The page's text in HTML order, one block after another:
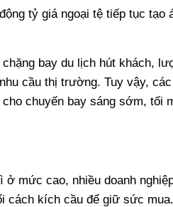
tỷ giá ngoại tệ tiếp tục tạo
bay du lịch hút khách,
cầu thị trường. Tuy vậy, các
chuyến bay sáng sớm, tối
mức cao, nhiều doanh
cách kích cầu để giữ sức